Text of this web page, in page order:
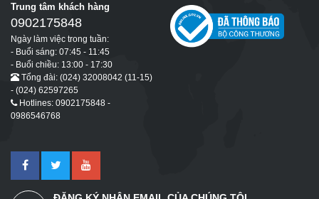
Trung tâm khách hàng
0902175848
Ngày làm việc trong tuần:
- Buổi sáng: 07:45 - 11:45
- Buổi chiều: 13:00 - 17:30
Tổng đài: (024) 32008042 (11-15)
- (024) 62597265
Hotlines: 0902175848 -
0986546768